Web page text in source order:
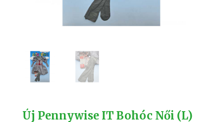
Új Pennywise IT Bohóc Női (L)